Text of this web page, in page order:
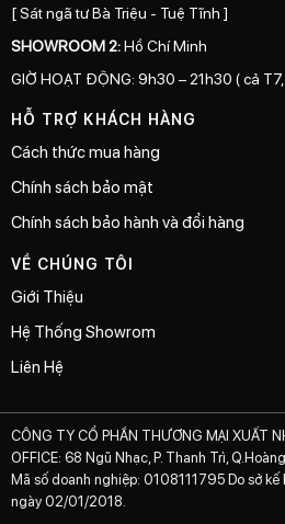
[ Sát ngã tư Bà Triệu - Tuệ Tĩnh ]
SHOWROOM 2:Hồ Chí Minh
GIỜ HOẠT ĐỘNG: 9h30 – 21h30 ( cả
HỖ TRỢ KHÁCH HÀNG
Cách thức mua hàng
Chính sách bảo mật
Chính sách bảo hành và đổi hàng
VỀ CHÚNG TÔI
Giới Thiệu
Hệ Thống Showrom
Liên Hệ
CÔNG TY CỔ PHẦN THƯƠNG MẠI XUẤT
OFFICE: 68 Ngũ Nhạc, P. Thanh Trì,
Mã số doanh nghiệp: 0108111795 Do sở
ngày 02/01/2018.